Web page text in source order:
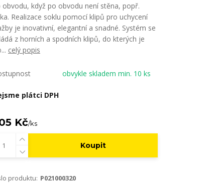
obvodu, když po obvodu není stěna, popř.
Realizace soklu pomocí klipů pro uchycení
je inovativní, elegantní a snadné. Systém se
z horních a spodních klipů, do kterých je
celý popis
obvykle skladem min. 10 ks
plátci DPH
Kč/ks
Koupit
produktu: P021000320